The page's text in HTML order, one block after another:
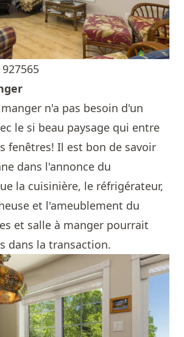
n'a pas besoin d'un
le si beau paysage qui entre
fenêtres! Il est bon de savoir
dans l'annonce du
la cuisinière, le réfrigérateur,
et l'ameublement du
et salle à manger pourrait
dans la transaction.